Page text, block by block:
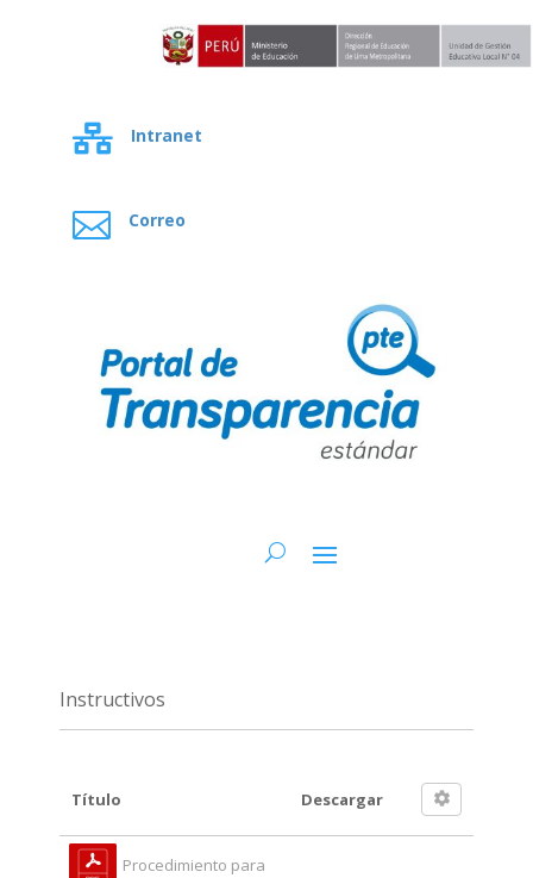
 Intranet
 Correo
Instructivos
Título Descargar
Procedimiento para